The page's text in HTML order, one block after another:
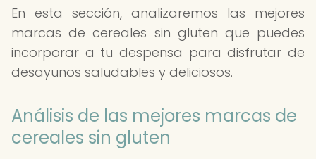
En esta sección, analizaremos las mejores
marcas de cereales sin gluten que puedes
incorporar a tu despensa para disfrutar de
desayunos saludables y deliciosos.
Análisis de las mejores marcas de
cereales sin gluten